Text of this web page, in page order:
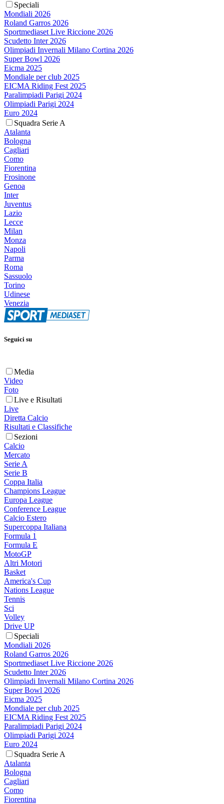
Speciali
Mondiali 2026
Roland Garros 2026
Sportmediaset Live Riccione 2026
Scudetto Inter 2026
Olimpiadi Invernali Milano Cortina 2026
Super Bowl 2026
Eicma 2025
Mondiale per club 2025
EICMA Riding Fest 2025
Paralimpiadi Parigi 2024
Olimpiadi Parigi 2024
Euro 2024
Squadra Serie A
Atalanta
Bologna
Cagliari
Como
Fiorentina
Frosinone
Genoa
Inter
Juventus
Lazio
Lecce
Milan
Monza
Napoli
Parma
Roma
Sassuolo
Torino
Udinese
Venezia
Seguici su
Media
Video
Foto
Live e Risultati
Live
Diretta Calcio
Risultati e Classifiche
Sezioni
Calcio
Mercato
Serie A
Serie B
Coppa Italia
Champions League
Europa League
Conference League
Calcio Estero
Supercoppa Italiana
Formula 1
Formula E
MotoGP
Altri Motori
Basket
America's Cup
Nations League
Tennis
Sci
Volley
Drive UP
Speciali
Mondiali 2026
Roland Garros 2026
Sportmediaset Live Riccione 2026
Scudetto Inter 2026
Olimpiadi Invernali Milano Cortina 2026
Super Bowl 2026
Eicma 2025
Mondiale per club 2025
EICMA Riding Fest 2025
Paralimpiadi Parigi 2024
Olimpiadi Parigi 2024
Euro 2024
Squadra Serie A
Atalanta
Bologna
Cagliari
Como
Fiorentina